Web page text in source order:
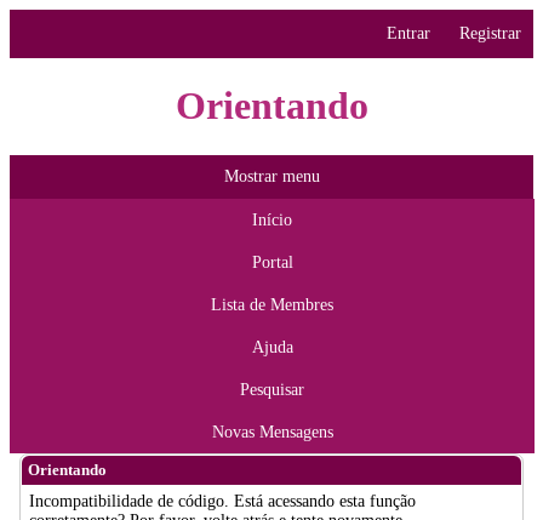
Entrar Registrar
Orientando
Mostrar menu
Início
Portal
Lista de Membres
Ajuda
Pesquisar
Novas Mensagens
Orientando
Incompatibilidade de código. Está acessando esta função